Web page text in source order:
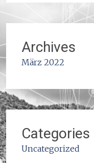
Archives
März 2022
Categories
Uncategorized